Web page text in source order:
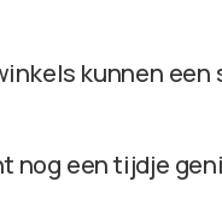
kunnen
nog een tijdje